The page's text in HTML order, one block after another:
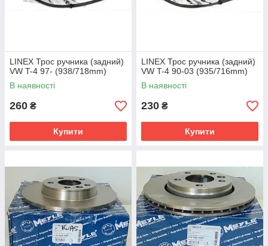
LINEX Трос ручника (задний)
VW T-4 97- (938/718mm)
В наявності
260 ₴
Купити
LINEX Трос ручника (задний)
VW T-4 90-03 (935/716mm)
В наявності
230 ₴
Купити